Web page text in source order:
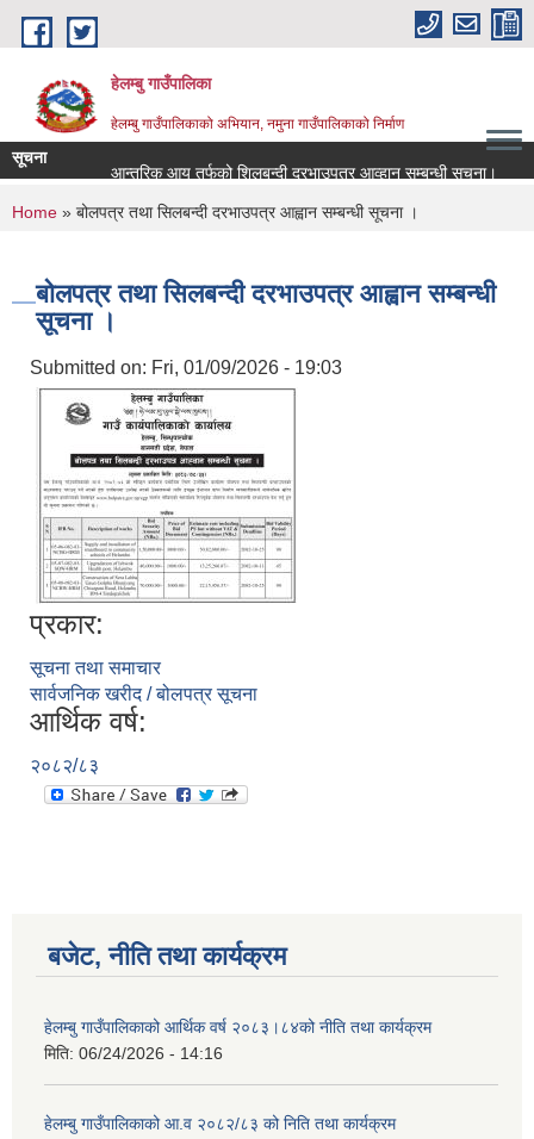
Skip to main content
हेलम्बु गाउँपालिका
हेलम्बु गाउँपालिकाको अभियान, नमुना गाउँपालिकाको निर्माण
सूचना
आन्तरिक आय तर्फको शिलबन्दी दरभाउपत्र आव्हान सम्बन्धी सूचना।
You are here
Home » बोलपत्र तथा सिलबन्दी दरभाउपत्र आह्वान सम्बन्धी सूचना ।
बोलपत्र तथा सिलबन्दी दरभाउपत्र आह्वान सम्बन्धी
सूचना ।
Submitted on: Fri, 01/09/2026 - 19:03
प्रकार:
सूचना तथा समाचार
सार्वजनिक खरीद / बोलपत्र सूचना
आर्थिक वर्ष:
२०८२/८३
बजेट, नीति तथा कार्यक्रम
हेलम्बु गाउँपालिकाको आर्थिक वर्ष २०८३।८४को नीति तथा कार्यक्रम
मिति: 06/24/2026 - 14:16
हेलम्बु गाउँपालिकाको आ.व २०८२/८३ को निति तथा कार्यक्रम